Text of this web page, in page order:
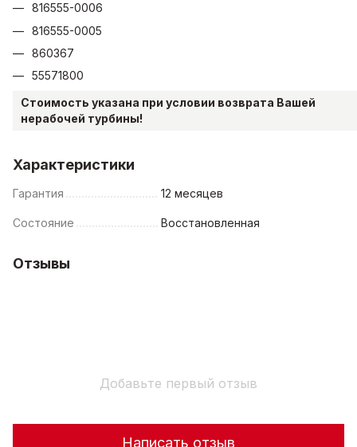
816555-0006
816555-0005
860367
55571800
Стоимость указана при условии возврата Вашей
нерабочей турбины!
Характеристики
Гарантия 12 месяцев
Состояние Восстановленная
Отзывы
Добавьте первый отзыв
Написать отзыв